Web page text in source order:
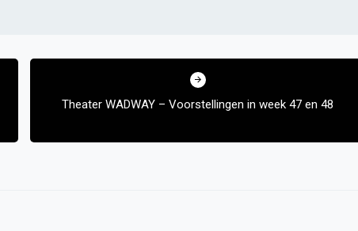
Theater WADWAY – Voorstellingen in week 47 en 48